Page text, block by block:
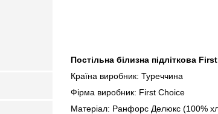
Постільна білизна підліткова
Країна виробник: Туреччина
Фірма виробник: First Сhoice
Матеріал: Ранфорс Делюкс (100%